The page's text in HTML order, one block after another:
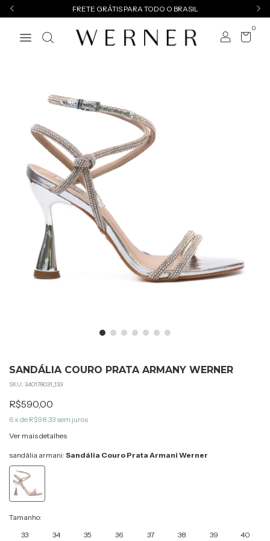
FRETE GRÁTIS PARA TODO O BRASIL
0
SANDÁLIA COURO PRATA ARMANY WERNER
SKU: 340178031_133
R$590,00
6 x de R$98,33 sem juros
Ver mais detalhes
sandália armani: Sandália Couro Prata Armani Werner
Tamanho:
33
34 35 36 37 38 39 40